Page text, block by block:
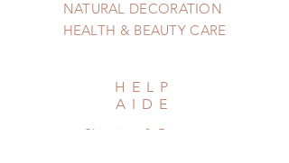
NATURAL DECORATION
HEALTH & BEAUTY CARE
HELP
AIDE
Shipping & Returns